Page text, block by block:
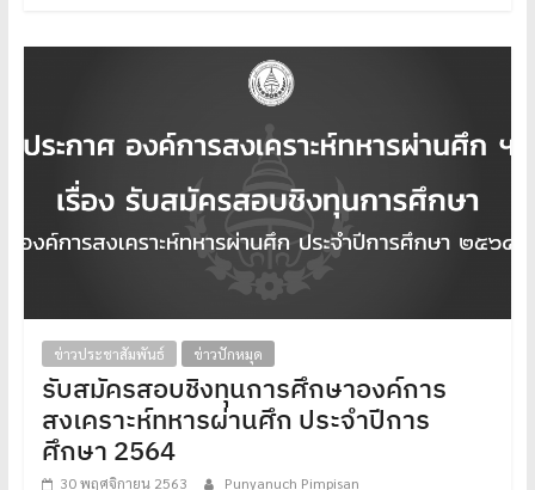
ข่าวประชาสัมพันธ์ ข่าวปักหมุด
รับสมัครสอบชิงทุนการศึกษาองค์การ
สงเคราะห์ทหารผ่านศึก ประจำปีการ
ศึกษา 2564
30 พฤศจิกายน 2563 Punyanuch Pimpisan